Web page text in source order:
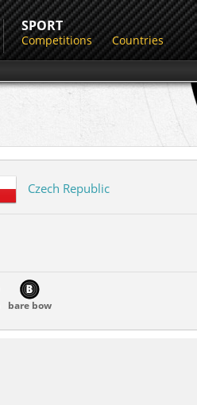
SPORT
Competitions Countries
Czech Republic
bare bow